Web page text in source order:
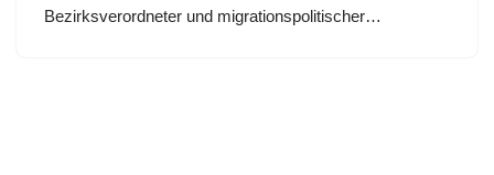
Bezirksverordneter und migrationspolitischer…